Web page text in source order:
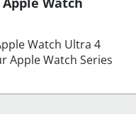
Watch Ultra 4
Apple Watch Series